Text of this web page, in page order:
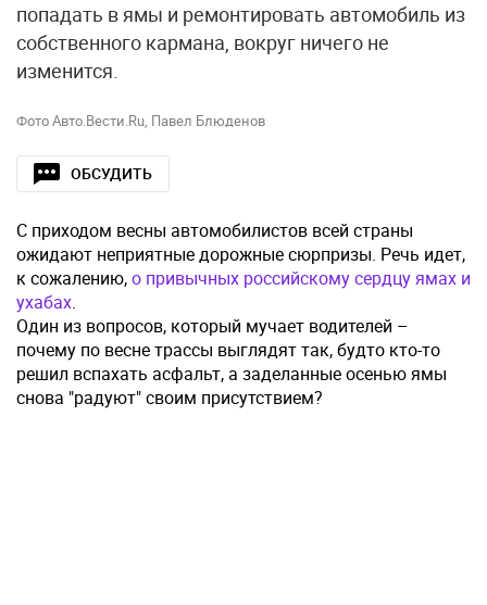
попадать в ямы и ремонтировать автомобиль из
собственного кармана, вокруг ничего не
изменится.
Фото Авто.Вести.Ru, Павел Блюденов
ОБСУДИТЬ
С приходом весны автомобилистов всей страны
ожидают неприятные дорожные сюрпризы. Речь идет,
к сожалению,о привычных российскому сердцу ямах и
ухабах.
Один из вопросов, который мучает водителей –
почему по весне трассы выглядят так, будто кто-то
решил вспахать асфальт, а заделанные осенью ямы
снова "радуют" своим присутствием?